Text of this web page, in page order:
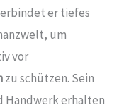
er tiefes
um
vor
zu schützen. Sein
Handwerk erhalten